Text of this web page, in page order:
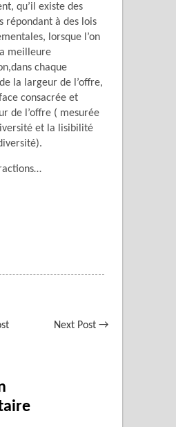
qu’il existe des
répondant à des lois
lorsque l’on
meilleure
chaque
la largeur de l’offre,
consacrée et
de l’offre ( mesurée
et la lisibilité
Next Post →